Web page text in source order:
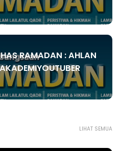
RAMADAN : AHLAN
LIHAT SEMUA